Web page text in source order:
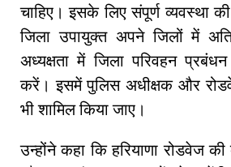
चाहिए। इसके लिए संपूर्ण व्यवस्था
जिला उपायुक्त अपने जिलों में
अध्यक्षता में जिला परिवहन
करें। इसमें पुलिस अधीक्षक और
भी शामिल किया जाए।
उन्होंने कहा कि हरियाणा रोडवेज